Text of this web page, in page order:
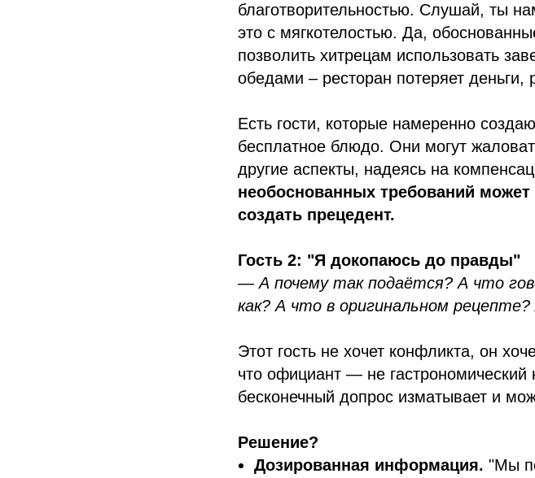
благотворительностью. Слушай, ты
это с мягкотелостью. Да,
позволить хитрецам использовать
обедами – ресторан потеряет
Есть гости, которые намеренно
бесплатное блюдо. Они могут
другие аспекты, надеясь на
необоснованных требований
создать прецедент.
Гость 2: "Я докопаюсь до правды"
— А почему так подаётся? А что
как? А что в оригинальном рецепте?
Этот гость не хочет конфликта, он
что официант — не гастрономический
бесконечный допрос изматывает и
Решение?
Дозированная информация. "Мы